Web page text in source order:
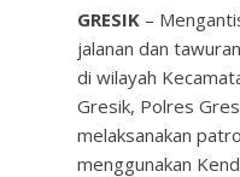
GRESIK –
jalanan dan
di wilayah
Gresik, Polres
melaksanakan
menggunakan